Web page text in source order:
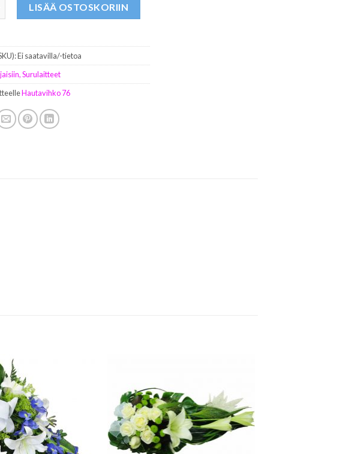
LISÄÄ OSTOSKORIIN
Ei saatavilla/-tietoa
Surulaitteet
Hautavihko 76